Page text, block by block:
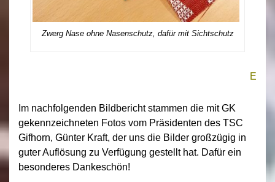
Zwerg Nase ohne Nasenschutz, dafür mit Sichtschutz
E
Im nachfolgenden Bildbericht stammen die mit GK
gekennzeichneten Fotos vom Präsidenten des TSC
Gifhorn, Günter Kraft, der uns die Bilder großzügig in
guter Auflösung zu Verfügung gestellt hat. Dafür ein
besonderes Dankeschön!